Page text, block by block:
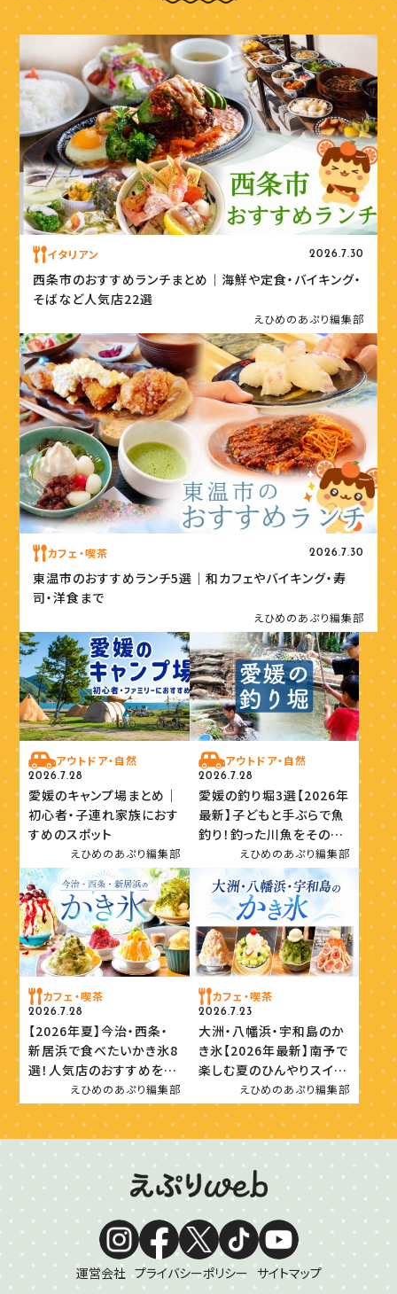
イタリアン 2026.7.30
西条市のおすすめランチまとめ｜海鮮や定食・バイキング・
そばなど人気店22選
えひめのあぷり編集部
カフェ・喫茶 2026.7.30
東温市のおすすめランチ5選｜和カフェやバイキング・寿
司・洋食まで
えひめのあぷり編集部
アウトドア・自然
2026.7.28
愛媛のキャンプ場まとめ｜
初心者・子連れ家族におす
すめのスポット
えひめのあぷり編集部
アウトドア・自然
2026.7.28
愛媛の釣り堀3選【2026年
最新】子どもと手ぶらで魚
釣り！釣った川魚をその場
で味わおうえひめのあぷり編集部
カフェ・喫茶
2026.7.28
【2026年夏】今治・西条・
新居浜で食べたいかき氷8
選！人気店のおすすめを紹
えひめのあぷり編集部
カフェ・喫茶
2026.7.23
大洲・八幡浜・宇和島のか
き氷【2026年最新】南予で
楽しむ夏のひんやりスイー
えひめのあぷり編集部
運営会社 プライバシーポリシー サイトマップ